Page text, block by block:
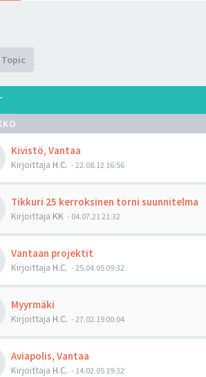
Topic
Kivistö, Vantaa
Kirjoittaja H.C. - 22.08.12 16:56
Tikkuri 25 kerroksinen torni suunnitelma
Kirjoittaja KK - 04.07.21 21:32
Vantaan projektit
Kirjoittaja H.C. - 25.04.05 09:32
Myyrmäki
Kirjoittaja H.C. - 27.02.19 00:04
Aviapolis, Vantaa
Kirjoittaja H.C. - 14.02.05 19:32